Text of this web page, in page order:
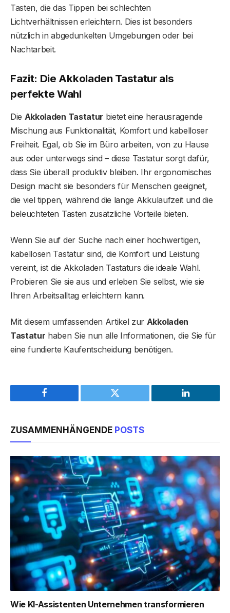
Tasten, die das Tippen bei schlechten
Lichtverhältnissen erleichtern. Dies ist besonders
nützlich in abgedunkelten Umgebungen oder bei
Nachtarbeit.
Fazit: Die Akkoladen Tastatur als
perfekte Wahl
Die Akkoladen Tastatur bietet eine herausragende
Mischung aus Funktionalität, Komfort und kabelloser
Freiheit. Egal, ob Sie im Büro arbeiten, von zu Hause
aus oder unterwegs sind – diese Tastatur sorgt dafür,
dass Sie überall produktiv bleiben. Ihr ergonomisches
Design macht sie besonders für Menschen geeignet,
die viel tippen, während die lange Akkulaufzeit und die
beleuchteten Tasten zusätzliche Vorteile bieten.
Wenn Sie auf der Suche nach einer hochwertigen,
kabellosen Tastatur sind, die Komfort und Leistung
vereint, ist die Akkoladen Tastaturs die ideale Wahl.
Probieren Sie sie aus und erleben Sie selbst, wie sie
Ihren Arbeitsalltag erleichtern kann.
Mit diesem umfassenden Artikel zur Akkoladen
Tastatur haben Sie nun alle Informationen, die Sie für
eine fundierte Kaufentscheidung benötigen.
Facebook Twitter LinkedIn
ZUSAMMENHÄNGENDE POSTS
Wie KI-Assistenten Unternehmen transformieren